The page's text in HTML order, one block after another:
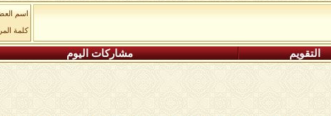
اسم
كلمة
التقويم مشاركات اليوم